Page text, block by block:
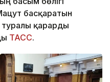
басқаратын
туралы қарарды
ТАСС.